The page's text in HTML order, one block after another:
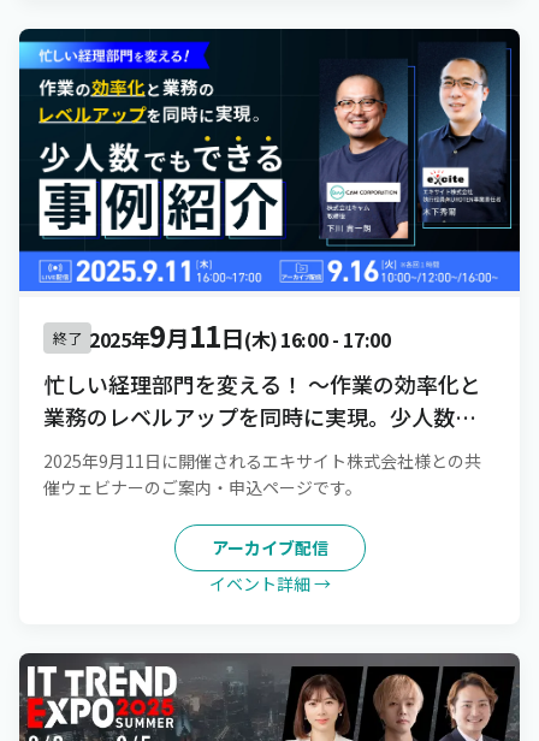
終了 2025年9月11日(木)16:00- 17:00
忙しい経理部門を変える！ 〜作業の効率化と
業務のレベルアップを同時に実現。少人数で
もできる事例紹介〜
2025年9月11日に開催されるエキサイト株式会社様との共
催ウェビナーのご案内・申込ページです。
アーカイブ配信
イベント詳細 →